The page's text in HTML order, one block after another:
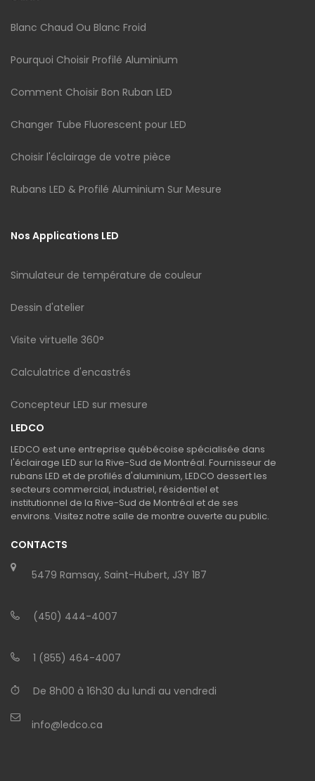
Blanc Chaud Ou Blanc Froid
Pourquoi Choisir Profilé Aluminium
Comment Choisir Bon Ruban LED
Changer Tube Fluorescent pour LED
Choisir l'éclairage de votre pièce
Rubans LED & Profilé Aluminium Sur Mesure
Nos Applications LED
Simulateur de température de couleur
Dessin d'atelier
Visite virtuelle 360°
Calculatrice d'encastrés
Concepteur LED sur mesure
LEDCO
LEDCO est une entreprise québécoise spécialisée dans
l'éclairage LED sur la Rive-Sud de Montréal. Fournisseur de
rubans LED et de profilés d'aluminium, LEDCO dessert les
secteurs commercial, industriel, résidentiel et
institutionnel de la Rive-Sud de Montréal et de ses
environs. Visitez notre salle de montre ouverte au public.
CONTACTS
5479 Ramsay, Saint-Hubert, J3Y 1B7
(450) 444-4007
1 (855) 464-4007
De 8h00 à 16h30 du lundi au vendredi
info@ledco.ca